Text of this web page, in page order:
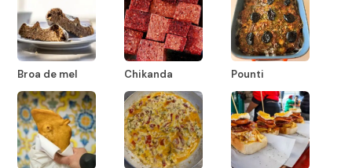
Broa de mel Chikanda Pounti